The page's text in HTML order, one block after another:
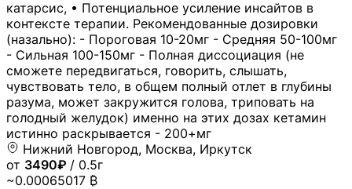
катарсис, • Потенциальное усиление инсайтов в
контексте терапии. Рекомендованные дозировки
(назально): - Пороговая 10-20мг - Средняя 50-100мг
- Сильная 100-150мг - Полная диссоциация (не
сможете передвигаться, говорить, слышать,
чувствовать тело, в общем полный отлет в глубины
разума, может закружится голова, триповать на
голодный желудок) именно на этих дозах кетамин
истинно раскрывается - 200+мг
Нижний Новгород, Москва, Иркутск
от 3490₽ / 0.5г
~0.00065017 ₿